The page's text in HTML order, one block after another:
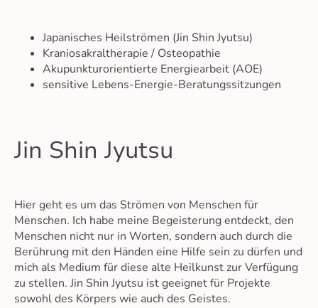
Japanisches Heilströmen (Jin Shin Jyutsu)
Kraniosakraltherapie / Osteopathie
Akupunkturorientierte Energiearbeit (AOE)
sensitive Lebens-Energie-Beratungssitzungen
Jin Shin Jyutsu
Hier geht es um das Strömen von Menschen für
Menschen. Ich habe meine Begeisterung entdeckt, den
Menschen nicht nur in Worten, sondern auch durch die
Berührung mit den Händen eine Hilfe sein zu dürfen und
mich als Medium für diese alte Heilkunst zur Verfügung
zu stellen. Jin Shin Jyutsu ist geeignet für Projekte
sowohl des Körpers wie auch des Geistes.